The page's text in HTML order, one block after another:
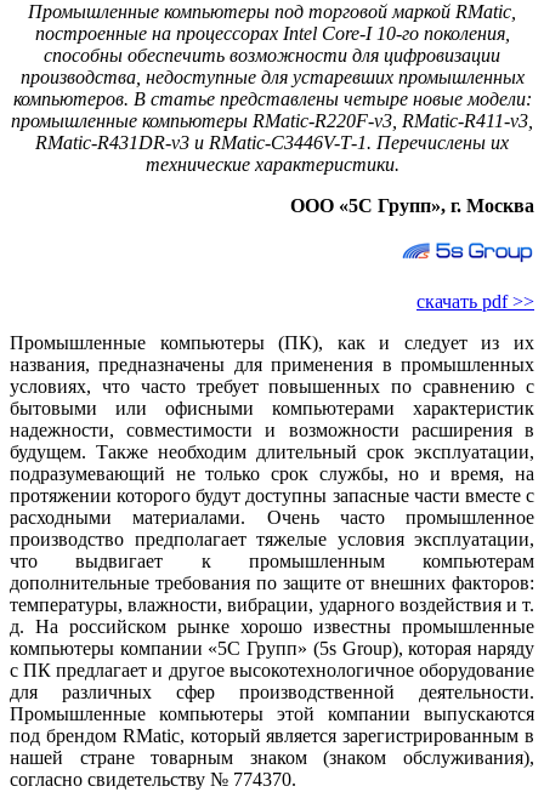
Промышленные компьютеры под торговой маркой RMatic,
построенные на процессорах Intel Core-I 10‑го поколения,
способны обеспечить возможности для цифровизации
производства, недоступные для устаревших промышленных
компьютеров. В статье представлены четыре новые модели:
промышленные компьютеры RMatic-R220F-v3, RMatic-R411‑v3,
RMatic-R431DR-v3 и RMatic-C3446V-T‑1. Перечислены их
технические характеристики.
ООО «5С Групп», г. Москва
скачать pdf >>
Промышленные компьютеры (ПК), как и следует из их
названия, предназначены для применения в промышленных
условиях, что часто требует повышенных по сравнению с
бытовыми или офисными компьютерами характеристик
надежности, совместимости и возможности расширения в
будущем. Также необходим длительный срок эксплуатации,
подразумевающий не только срок службы, но и время, на
протяжении которого будут доступны запасные части вместе с
расходными материалами. Очень часто промышленное
производство предполагает тяжелые условия эксплуатации,
что выдвигает к промышленным компьютерам
дополнительные требования по защите от внешних факторов:
температуры, влажности, вибрации, ударного воздействия и т.
д. На российском рынке хорошо известны промышленные
компьютеры компании «5C Групп» (5s Group), которая наряду
с ПК предлагает и другое высокотехнологичное оборудование
для различных сфер производственной деятельности.
Промышленные компьютеры этой компании выпускаются
под брендом RMatic, который является зарегистрированным в
нашей стране товарным знаком (знаком обслуживания),
согласно свидетельству № 774370.